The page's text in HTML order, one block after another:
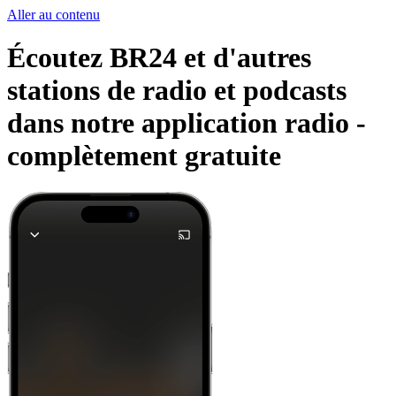
Aller au contenu
Écoutez BR24 et d'autres
stations de radio et podcasts
dans notre application radio -
complètement gratuite